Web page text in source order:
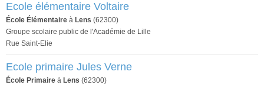
Ecole élémentaire Voltaire
École Élémentaire à Lens (62300)
Groupe scolaire public de l'Académie de Lille
Rue Saint-Elie
Ecole primaire Jules Verne
École Primaire à Lens (62300)